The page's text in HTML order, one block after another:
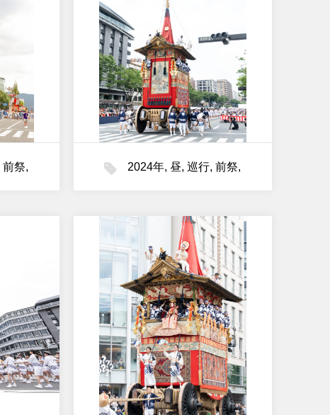
前祭, 2024年, 昼, 巡行, 前祭,
月鉾